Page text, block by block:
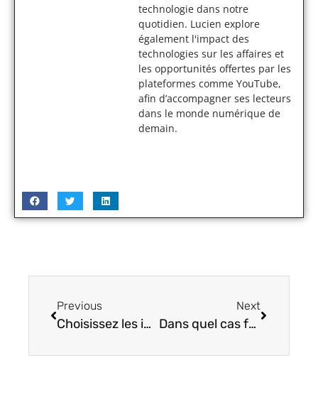
technologie dans notre
quotidien. Lucien explore
également l'impact des
technologies sur les affaires et
les opportunités offertes par les
plateformes comme YouTube,
afin d’accompagner ses lecteurs
dans le monde numérique de
demain.
Previous
Choisissez les imprimantes laser Brother pour vos travaux d’impression.
Next
Dans quel cas faire une carte conceptuelle ?